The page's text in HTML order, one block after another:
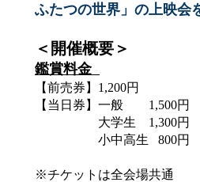
ふたつの世界」の上映会
＜開催概要＞
鑑賞料金
【前売券】1,200円
【当日券】一般 1,500円
大学生 1,300円
小中高生 800円
※チケットは全会場共通